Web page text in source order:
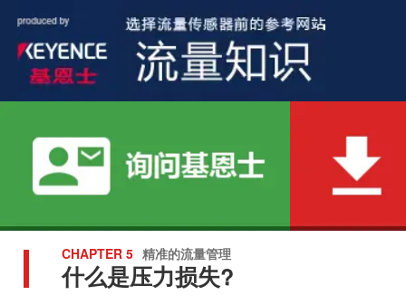
CHAPTER 5 精准的流量管理
什么是压力损失?